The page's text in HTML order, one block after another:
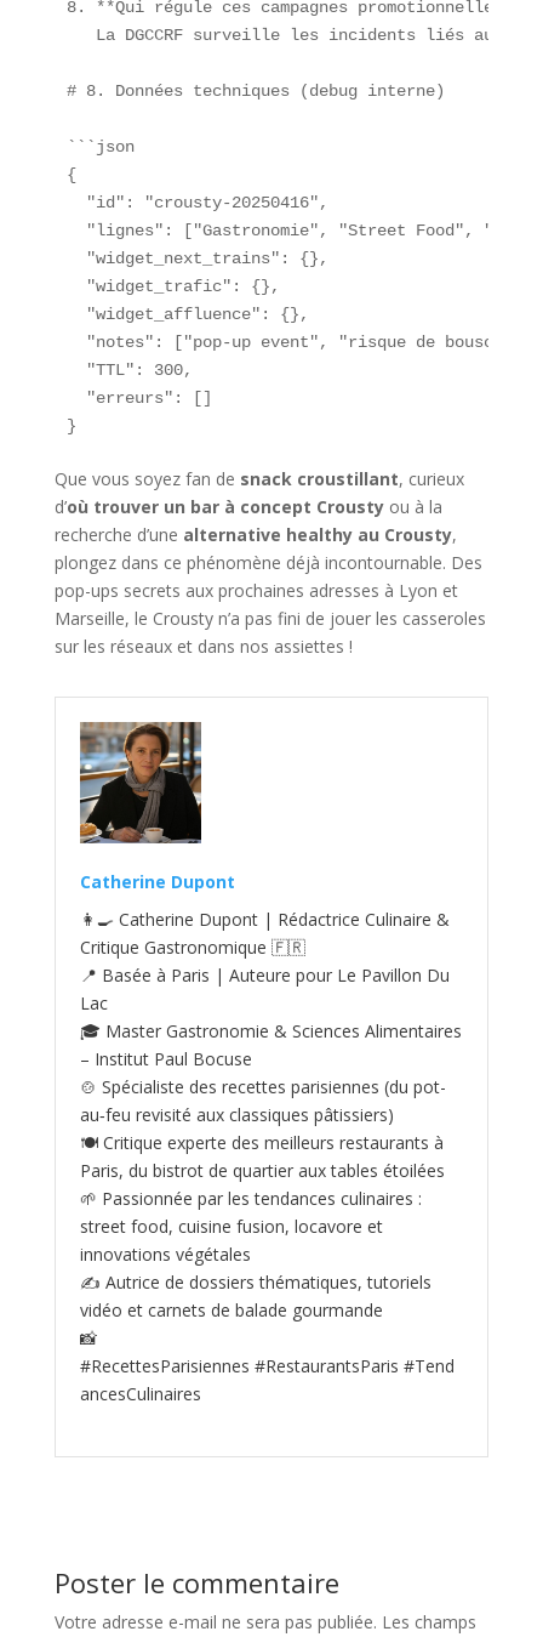
8. **Qui régule ces campagnes promotionnelles
La DGCCRF surveille les incidents liés aux
# 8. Données techniques (debug interne)
```json
{
  "id": "crousty-20250416",
"lignes": ["Gastronomie", "Street Food", "Bars
  "widget_next_trains": {},
  "widget_trafic": {},
  "widget_affluence": {},
"notes": ["pop-up event", "risque de
  "TTL": 300,
  "erreurs": []
}
Que vous soyez fan de snack croustillant, curieux
d’où trouver un bar à concept Croustyou à la
recherche d’une alternative healthy au Crousty,
plongez dans ce phénomène déjà incontournable. Des
pop-ups secrets aux prochaines adresses à Lyon et
Marseille, le Crousty n’a pas fini de jouer les casseroles
sur les réseaux et dans nos assiettes !
Catherine Dupont
👩‍🍳 Catherine Dupont | Rédactrice Culinaire &
Critique Gastronomique 🇫🇷
📍 Basée à Paris | Auteure pour Le Pavillon Du
Lac
🎓 Master Gastronomie & Sciences Alimentaires
– Institut Paul Bocuse
🍲 Spécialiste des recettes parisiennes (du pot-
au‑feu revisité aux classiques pâtissiers)
🍽️ Critique experte des meilleurs restaurants à
Paris, du bistrot de quartier aux tables étoilées
🌱 Passionnée par les tendances culinaires :
street food, cuisine fusion, locavore et
innovations végétales
✍️ Autrice de dossiers thématiques, tutoriels
vidéo et carnets de balade gourmande
📸
#RecettesParisiennes #RestaurantsParis #Tend
ancesCulinaires
Poster le commentaire
Votre adresse e-mail ne sera pas publiée. Les champs